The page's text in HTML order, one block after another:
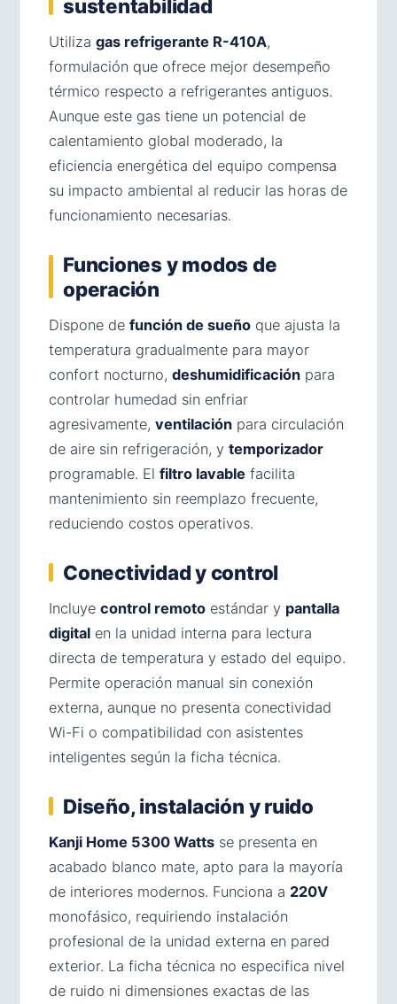
sustentabilidad
Utiliza gas refrigerante R-410A,
formulación que ofrece mejor desempeño
térmico respecto a refrigerantes antiguos.
Aunque este gas tiene un potencial de
calentamiento global moderado, la
eficiencia energética del equipo compensa
su impacto ambiental al reducir las horas de
funcionamiento necesarias.
Funciones y modos de
operación
Dispone de función de sueño que ajusta la
temperatura gradualmente para mayor
confort nocturno, deshumidificación para
controlar humedad sin enfriar
agresivamente, ventilación para circulación
de aire sin refrigeración, y temporizador
programable. El filtro lavable facilita
mantenimiento sin reemplazo frecuente,
reduciendo costos operativos.
Conectividad y control
Incluye control remoto estándar y pantalla
digital en la unidad interna para lectura
directa de temperatura y estado del equipo.
Permite operación manual sin conexión
externa, aunque no presenta conectividad
Wi-Fi o compatibilidad con asistentes
inteligentes según la ficha técnica.
Diseño, instalación y ruido
Kanji Home 5300 Watts se presenta en
acabado blanco mate, apto para la mayoría
de interiores modernos. Funciona a 220V
monofásico, requiriendo instalación
profesional de la unidad externa en pared
exterior. La ficha técnica no especifica nivel
de ruido ni dimensiones exactas de las